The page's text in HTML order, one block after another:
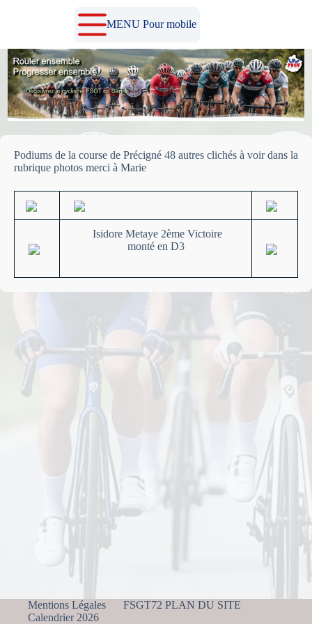
MENU Pour mobile
Podiums de la course de Précigné 48 autres clichés à voir dans la
rubrique photos merci à Marie
Isidore Metaye 2ème Victoire
monté en D3
Mentions Légales
FSGT72 PLAN DU SITE
Calendrier 2026